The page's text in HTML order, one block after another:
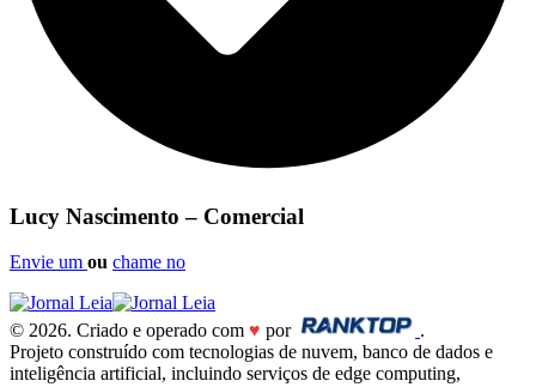
Lucy Nascimento – Comercial
Envie um ou chame no
© 2026. Criado e operado com ♥ por
.
Projeto construído com tecnologias de nuvem, banco de dados e
inteligência artificial, incluindo serviços de edge computing,